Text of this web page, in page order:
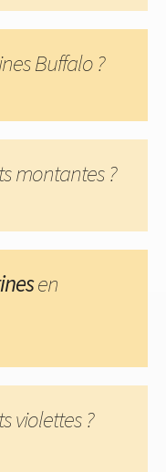
Buffalo ?
montantes ?
en
violettes ?